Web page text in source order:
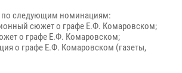
по следующим номинациям:
сюжет о графе Е.Ф. Комаровском;
о графе Е.Ф. Комаровском;
о графе Е.Ф. Комаровском (газеты,